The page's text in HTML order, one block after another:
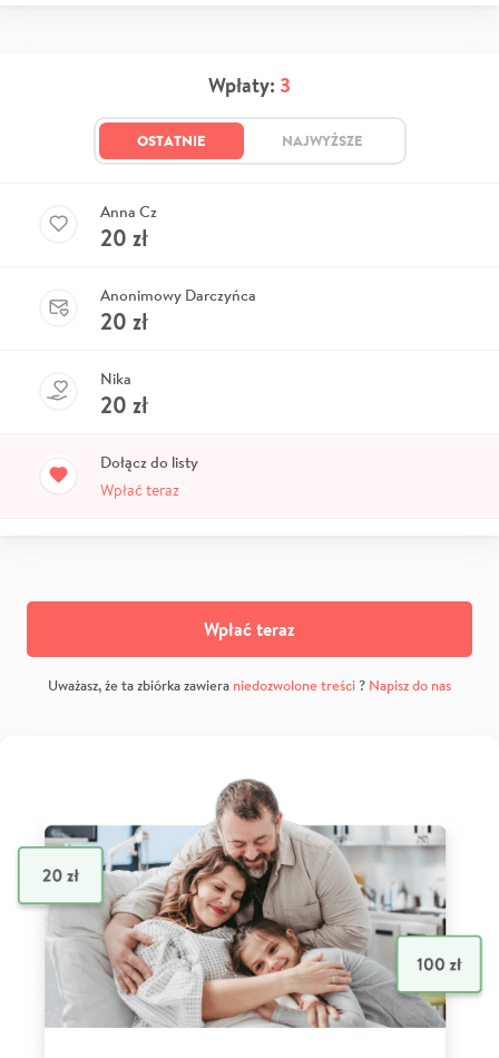
Wpłaty: 3
OSTATNIE NAJWYŻSZE
Anna Cz
20 zł
Anonimowy Darczyńca
20 zł
Nika
20 zł
Dołącz do listy
Wpłać teraz
Wpłać teraz
Uważasz, że ta zbiórka zawiera niedozwolone treści? Napisz do nas